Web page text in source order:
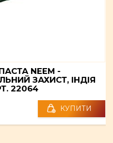
NEEM -
ЗАХИСТ, ІНДІЯ
22064
КУПИТИ